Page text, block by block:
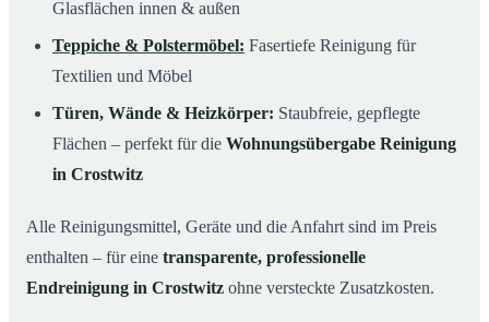
Glasflächen innen & außen
Teppiche & Polstermöbel: Fasertiefe Reinigung für
Textilien und Möbel
Türen, Wände & Heizkörper: Staubfreie, gepflegte
Flächen – perfekt für die Wohnungsübergabe Reinigung
in Crostwitz
Alle Reinigungsmittel, Geräte und die Anfahrt sind im Preis
enthalten – für eine transparente, professionelle
Endreinigung in Crostwitz ohne versteckte Zusatzkosten.